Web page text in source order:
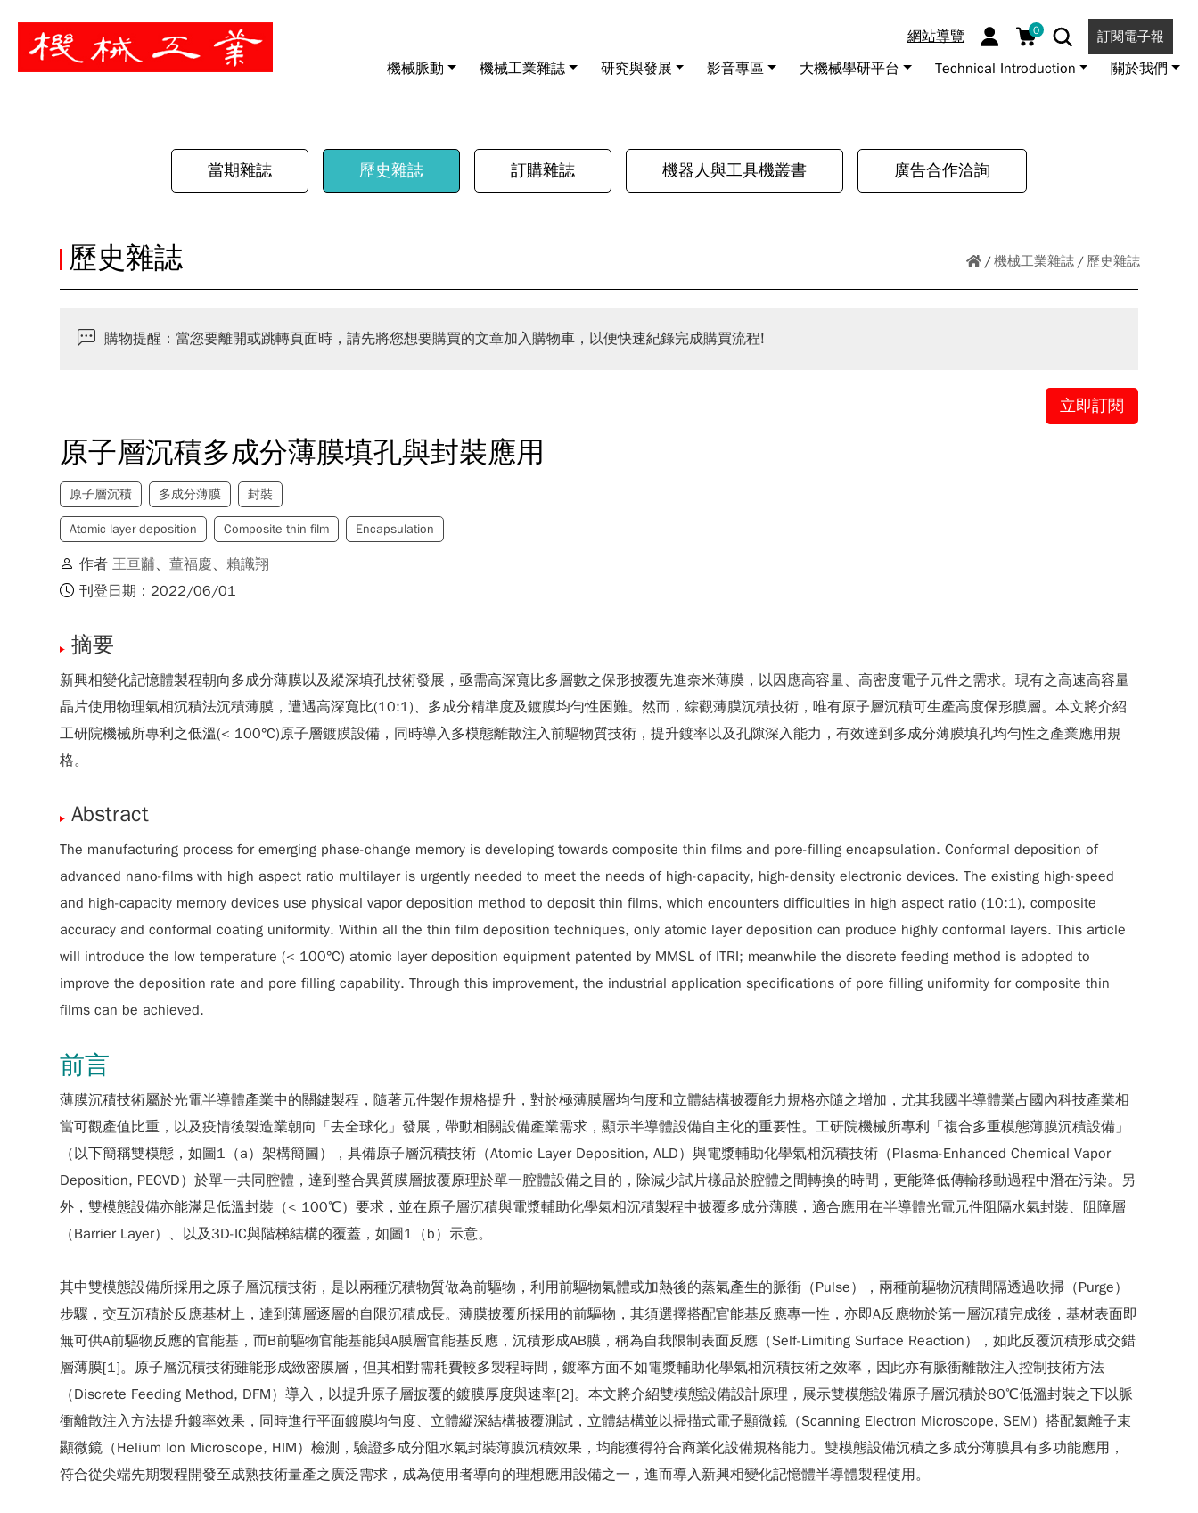
網站導覽 0 訂閱電子報
機械脈動 機械工業雜誌 研究與發展 影音專區 大機械學研平台 Technical Introduction 關於我們
暫停
當期雜誌 歷史雜誌 訂購雜誌 機器人與工具機叢書 廣告合作洽詢
機械工業雜誌 歷史雜誌
歷史雜誌
購物提醒：當您要離開或跳轉頁面時，請先將您想要購買的文章加入購物車，以便快速紀錄完成購買流程!
立即訂閱
原子層沉積多成分薄膜填孔與封裝應用
原子層沉積 多成分薄膜 封裝
Atomic layer deposition Composite thin film Encapsulation
作者王亘黼、董福慶、賴識翔
刊登日期：2022/06/01
摘要
新興相變化記憶體製程朝向多成分薄膜以及縱深填孔技術發展，亟需高深寬比多層數之保形披覆先進奈米薄膜，以因應高容量、高密度電子元件之需求。現有之高速高容量
晶片使用物理氣相沉積法沉積薄膜，遭遇高深寬比(10:1)、多成分精準度及鍍膜均勻性困難。然而，綜觀薄膜沉積技術，唯有原子層沉積可生產高度保形膜層。本文將介紹
工研院機械所專利之低溫(< 100°C)原子層鍍膜設備，同時導入多模態離散注入前驅物質技術，提升鍍率以及孔隙深入能力，有效達到多成分薄膜填孔均勻性之產業應用規
格。
Abstract
The manufacturing process for emerging phase-change memory is developing towards composite thin films and pore-filling encapsulation. Conformal deposition of
advanced nano-films with high aspect ratio multilayer is urgently needed to meet the needs of high-capacity, high-density electronic devices. The existing high-speed
and high-capacity memory devices use physical vapor deposition method to deposit thin films, which encounters difficulties in high aspect ratio (10:1), composite
accuracy and conformal coating uniformity. Within all the thin film deposition techniques, only atomic layer deposition can produce highly conformal layers. This article
will introduce the low temperature (< 100°C) atomic layer deposition equipment patented by MMSL of ITRI; meanwhile the discrete feeding method is adopted to
improve the deposition rate and pore filling capability. Through this improvement, the industrial application specifications of pore filling uniformity for composite thin
films can be achieved.
前言
薄膜沉積技術屬於光電半導體產業中的關鍵製程，隨著元件製作規格提升，對於極薄膜層均勻度和立體結構披覆能力規格亦隨之增加，尤其我國半導體業占國內科技產業相
當可觀產值比重，以及疫情後製造業朝向「去全球化」發展，帶動相關設備產業需求，顯示半導體設備自主化的重要性。工研院機械所專利「複合多重模態薄膜沉積設備」
（以下簡稱雙模態，如圖1（a）架構簡圖），具備原子層沉積技術（Atomic Layer Deposition, ALD）與電漿輔助化學氣相沉積技術（Plasma-Enhanced Chemical Vapor
Deposition, PECVD）於單一共同腔體，達到整合異質膜層披覆原理於單一腔體設備之目的，除減少試片樣品於腔體之間轉換的時間，更能降低傳輸移動過程中潛在污染。另
外，雙模態設備亦能滿足低溫封裝（< 100℃）要求，並在原子層沉積與電漿輔助化學氣相沉積製程中披覆多成分薄膜，適合應用在半導體光電元件阻隔水氣封裝、阻障層
（Barrier Layer）、以及3D-IC與階梯結構的覆蓋，如圖1（b）示意。
其中雙模態設備所採用之原子層沉積技術，是以兩種沉積物質做為前驅物，利用前驅物氣體或加熱後的蒸氣產生的脈衝（Pulse），兩種前驅物沉積間隔透過吹掃（Purge）
步驟，交互沉積於反應基材上，達到薄層逐層的自限沉積成長。薄膜披覆所採用的前驅物，其須選擇搭配官能基反應專一性，亦即A反應物於第一層沉積完成後，基材表面即
無可供A前驅物反應的官能基，而B前驅物官能基能與A膜層官能基反應，沉積形成AB膜，稱為自我限制表面反應（Self-Limiting Surface Reaction），如此反覆沉積形成交錯
層薄膜[1]。原子層沉積技術雖能形成緻密膜層，但其相對需耗費較多製程時間，鍍率方面不如電漿輔助化學氣相沉積技術之效率，因此亦有脈衝離散注入控制技術方法
（Discrete Feeding Method, DFM）導入，以提升原子層披覆的鍍膜厚度與速率[2]。本文將介紹雙模態設備設計原理，展示雙模態設備原子層沉積於80℃低溫封裝之下以脈
衝離散注入方法提升鍍率效果，同時進行平面鍍膜均勻度、立體縱深結構披覆測試，立體結構並以掃描式電子顯微鏡（Scanning Electron Microscope, SEM）搭配氦離子束
顯微鏡（Helium Ion Microscope, HIM）檢測，驗證多成分阻水氣封裝薄膜沉積效果，均能獲得符合商業化設備規格能力。雙模態設備沉積之多成分薄膜具有多功能應用，
符合從尖端先期製程開發至成熟技術量產之廣泛需求，成為使用者導向的理想應用設備之一，進而導入新興相變化記憶體半導體製程使用。